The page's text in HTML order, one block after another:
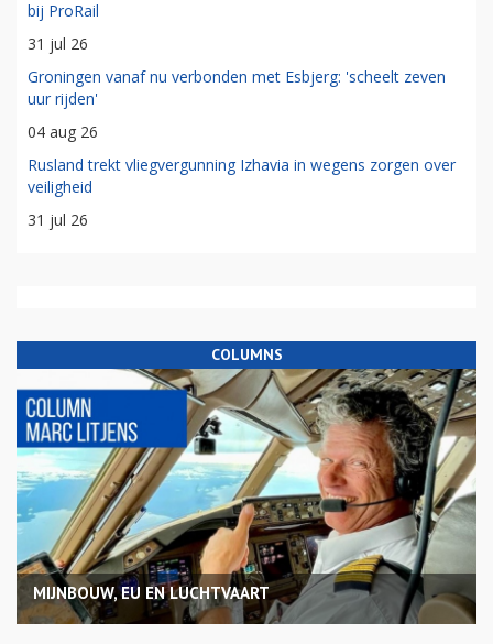
bij ProRail
31 jul 26
Groningen vanaf nu verbonden met Esbjerg: 'scheelt zeven
uur rijden'
04 aug 26
Rusland trekt vliegvergunning Izhavia in wegens zorgen over
veiligheid
31 jul 26
COLUMNS
MIJNBOUW, EU EN LUCHTVAART